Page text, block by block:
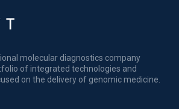
molecular diagnostics company
of integrated technologies and
on the delivery of genomic medicine.